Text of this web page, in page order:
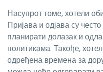
Насупрот томе, хотели
Пријава и одјава су
планирати долазак и
политикама. Такође,
одређена времена за